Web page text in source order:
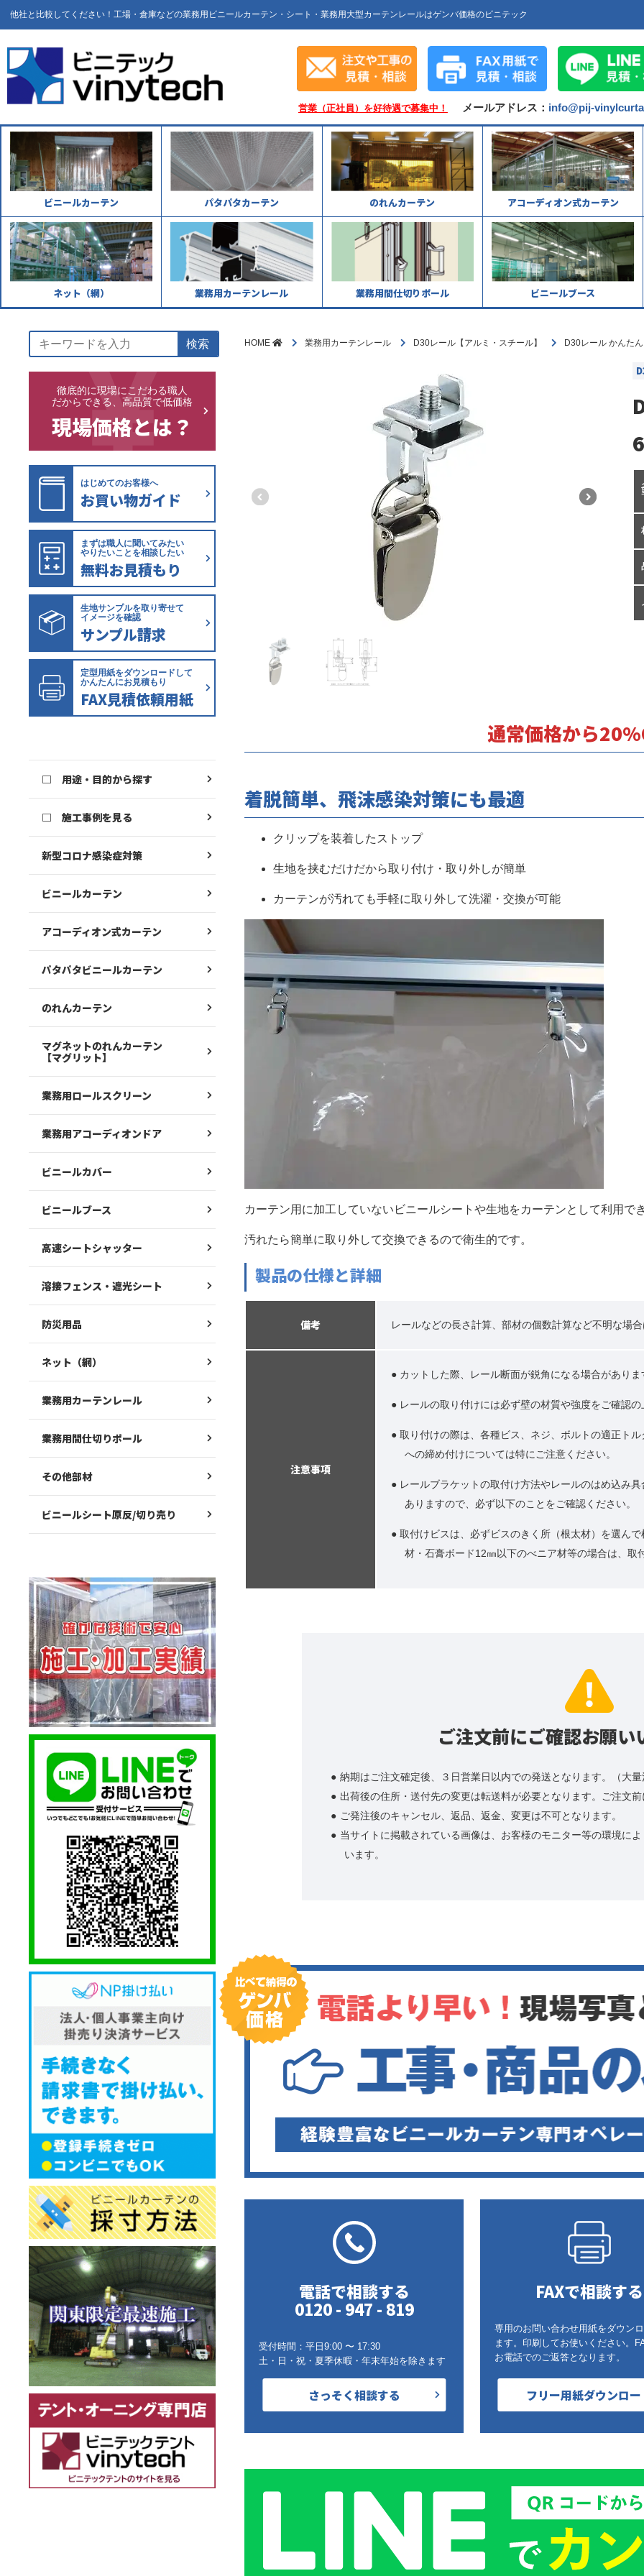
他社と比較してください！工場・倉庫などの業務用ビニールカーテン・シート・業務用大型カーテンレールはゲンバ価格のビニテック
営業（正社員）を好待遇で募集中！ メールアドレス： info@pij-
ビニールカーテン パタパタカーテン のれんカーテン アコーディオン式カーテン
ネット（網） 業務用カーテンレール 業務用間仕切りポール ビニールブース
検索
徹底的に現場にこだわる職人
だからできる、高品質で低価格
現場価格とは？
はじめてのお客様へ
お買い物ガイド
まずは職人に聞いてみたい
やりたいことを相談したい
無料お見積もり
生地サンプルを取り寄せて
イメージを確認
サンプル請求
定型用紙をダウンロードして
かんたんにお見積もり
FAX見積依頼用紙
□ 用途・目的から探す
□ 施工事例を見る
新型コロナ感染症対策
ビニールカーテン
アコーディオン式カーテン
パタパタビニールカーテン
のれんカーテン
マグネットのれんカーテン
【マグリット】
業務用ロールスクリーン
業務用アコーディオンドア
ビニールカバー
ビニールブース
高速シートシャッター
溶接フェンス・遮光シート
防災用品
ネット（網）
業務用カーテンレール
業務用間仕切りポール
その他部材
ビニールシート原反/切り売り
HOME 業務用カーテンレール D30レール【アルミ・スチール】 D30レール かんた
通常価格から
着脱簡単、飛沫感染対策にも最適
クリップを装着したストップ
生地を挟むだけだから取り付け・取り外しが簡単
カーテンが汚れても手軽に取り外して洗濯・交換が可能
カーテン用に加工していないビニールシートや生地をカーテンとして利用で
汚れたら簡単に取り外して交換できるので衛生的です。
製品の仕様と詳細
備考 レールなどの長さ計算、部材の個数計算など不明な場
注意事項
● カットした際、レール断面が鋭角になる場合があり
● レールの取り付けには必ず壁の材質や強度をご確認
● 取り付けの際は、各種ビス、ネジ、ボルトの適正ト
への締め付けについては特にご注意ください。
● レールブラケットの取付け方法やレールのはめ込み
ありますので、必ず以下のことをご確認ください。
● 取付けビスは、必ずビスのきく所（根太材）を選ん
材・石膏ボード12㎜以下のべニア材等の場合は、
ご注文前にご確認お願い
納期はご注文確定後、３日営業日以内での発送となります。（大
出荷後の住所・送付先の変更は転送料が必要となります。ご注文
ご発注後のキャンセル、返品、返金、変更は不可となります。
当サイトに掲載されている画像は、お客様のモニター等の環境に
います。
電話で相談する
0120 - 947 - 819
受付時間：平日9:00 〜 17:30
土・日・祝・夏季休暇・年末年始を除きます
さっそく相談する
FAXで相談する
専用のお問い合わせ用紙をダウン
ます。印刷してお使いください。
お電話でのご返答となります。
フリー用紙ダウンロ